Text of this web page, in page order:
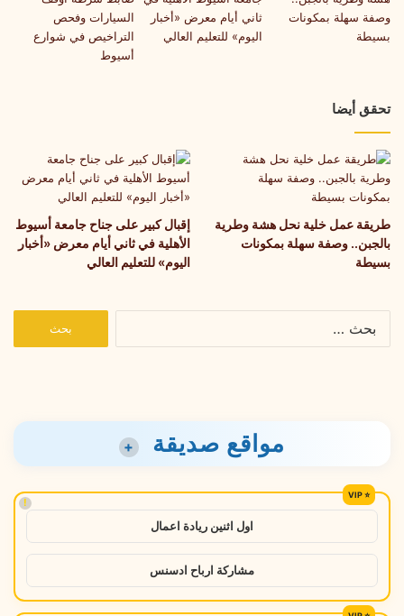
تحقق أيضا
طريقة عمل خلية نحل هشة وطرية
بالجبن.. وصفة سهلة بمكونات
بسيطة
إقبال كبير على جناح جامعة أسيوط
الأهلية في ثاني أيام معرض «أخبار
اليوم» للتعليم العالي
مواقع صديقة +
!
اول اثنين ريادة اعمال
مشاركة ارباح ادسنس